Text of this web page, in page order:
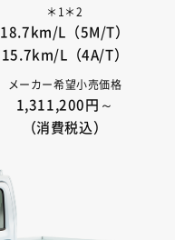
＊1＊2
18.7km/L（5M/T）
15.7km/L（4A/T）
メーカー希望小売価格
1,311,200円～
（消費税込）